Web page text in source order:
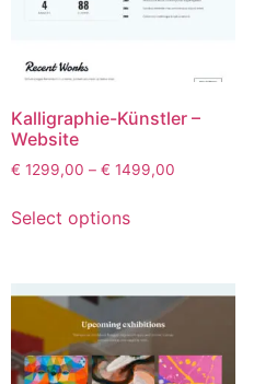
Kalligraphie-Künstler –
Website
€ 1299,00 – € 1499,00
Select options